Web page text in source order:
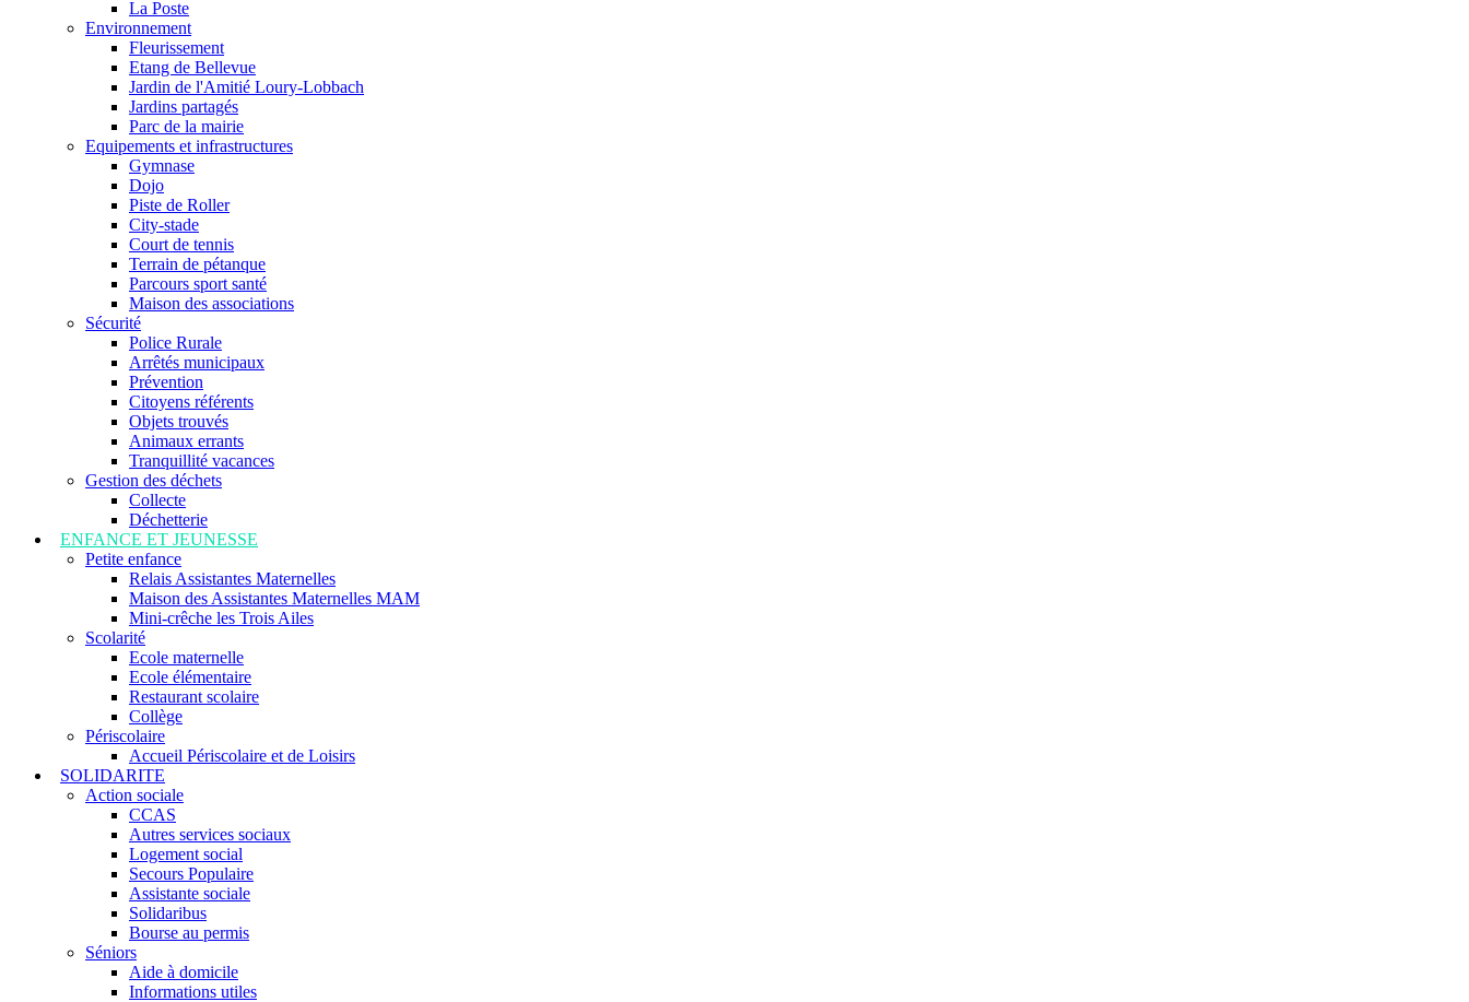
La Poste
Environnement
Fleurissement
Etang de Bellevue
Jardin de l'Amitié Loury-Lobbach
Jardins partagés
Parc de la mairie
Equipements et infrastructures
Gymnase
Dojo
Piste de Roller
City-stade
Court de tennis
Terrain de pétanque
Parcours sport santé
Maison des associations
Sécurité
Police Rurale
Arrêtés municipaux
Prévention
Citoyens référents
Objets trouvés
Animaux errants
Tranquillité vacances
Gestion des déchets
Collecte
Déchetterie
ENFANCE ET JEUNESSE
Petite enfance
Relais Assistantes Maternelles
Maison des Assistantes Maternelles MAM
Mini-crêche les Trois Ailes
Scolarité
Ecole maternelle
Ecole élémentaire
Restaurant scolaire
Collège
Périscolaire
Accueil Périscolaire et de Loisirs
SOLIDARITE
Action sociale
CCAS
Autres services sociaux
Logement social
Secours Populaire
Assistante sociale
Solidaribus
Bourse au permis
Séniors
Aide à domicile
Informations utiles